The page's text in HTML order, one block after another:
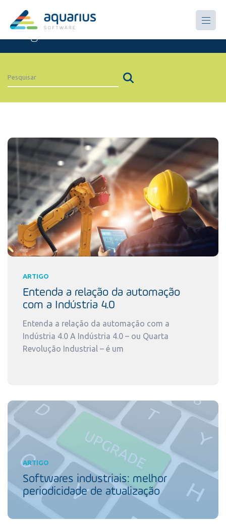
Artigos
ARTIGO
Entenda a relação da automação
com a Indústria 4.0
Entenda a relação da automação com a
Indústria 4.0 A Indústria 4.0 – ou Quarta
Revolução Industrial – é um
ARTIGO
Softwares industriais: melhor
periodicidade de atualização